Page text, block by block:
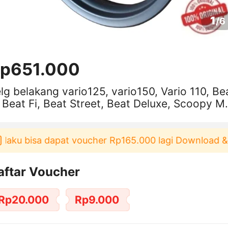
1/6
belakang vario125, vario150, Vario 110,
Fi, Beat Street, Beat Deluxe, Scoopy
bisa dapat voucher Rp165.000 lagi Download &
Voucher
Rp9.000